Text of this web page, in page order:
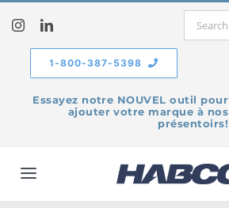
content
Search
Essayez notre NOUVEL outil pour
ajouter votre marque à nos
présentoirs!
1-800-387-5398
Toggle